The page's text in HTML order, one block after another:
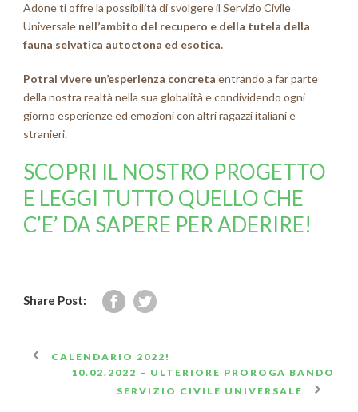
Adone ti offre la possibilità di svolgere il Servizio Civile
Universale nell’ambito del recupero e della tutela della
fauna selvatica autoctona ed esotica.
Potrai vivere un’esperienza concreta entrando a far parte
della nostra realtà nella sua globalità e condividendo ogni
giorno esperienze ed emozioni con altri ragazzi italiani e
stranieri.
SCOPRI IL NOSTRO PROGETTO
E LEGGI TUTTO QUELLO CHE
C’E’ DA SAPERE PER ADERIRE!
Share Post:
CALENDARIO 2022!
10.02.2022 – ULTERIORE PROROGA BANDO
SERVIZIO CIVILE UNIVERSALE